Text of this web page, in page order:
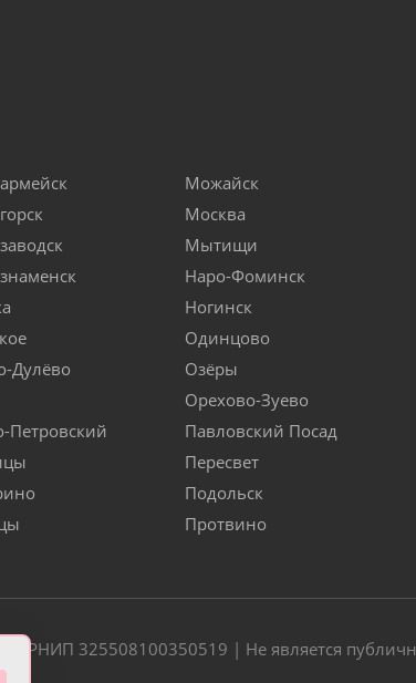
Дулёво
Петровский
Можайск
Москва
Мытищи
Наро-Фоминск
Ногинск
Одинцово
Озёры
Орехово-Зуево
Павловский Посад
Пересвет
Подольск
Протвино
325508100350519 | Не является